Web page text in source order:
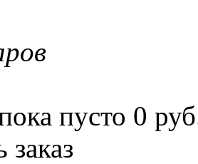
пусто 0